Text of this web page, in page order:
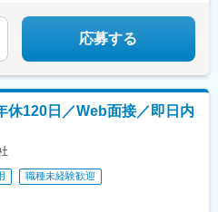
応募する
休120日／Web面接／即日内
職種未経験歓迎